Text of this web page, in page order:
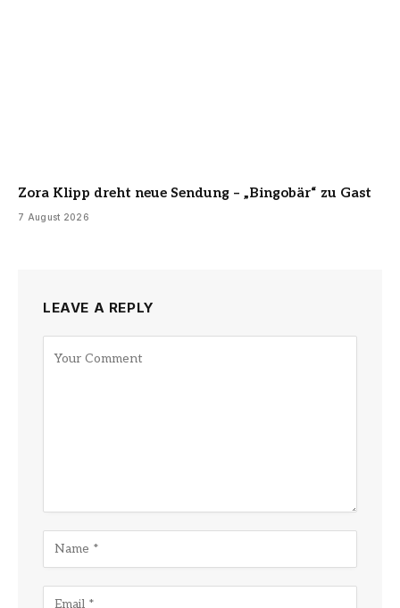
Zora Klipp dreht neue Sendung – „Bingobär“ zu Gast
7 August 2026
LEAVE A REPLY